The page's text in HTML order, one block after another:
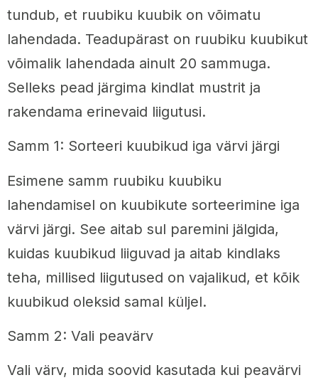
tundub, et ruubiku kuubik on võimatu
lahendada. Teadupärast on ruubiku kuubikut
võimalik lahendada ainult 20 sammuga.
Selleks pead järgima kindlat mustrit ja
rakendama erinevaid liigutusi.
Samm 1: Sorteeri kuubikud iga värvi järgi
Esimene samm ruubiku kuubiku
lahendamisel on kuubikute sorteerimine iga
värvi järgi. See aitab sul paremini jälgida,
kuidas kuubikud liiguvad ja aitab kindlaks
teha, millised liigutused on vajalikud, et kõik
kuubikud oleksid samal küljel.
Samm 2: Vali peavärv
Vali värv, mida soovid kasutada kui peavärvi